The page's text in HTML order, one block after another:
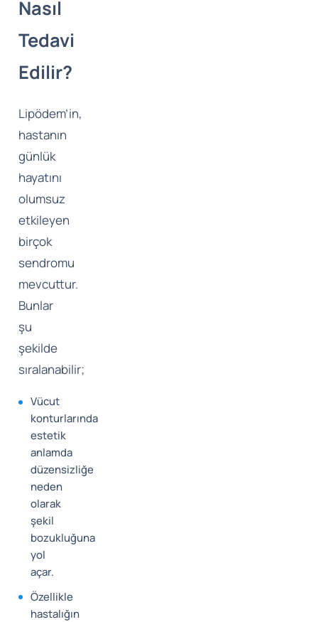
Nasıl
Tedavi
Edilir?
Lipödem’in,
hastanın
günlük
hayatını
olumsuz
etkileyen
birçok
sendromu
mevcuttur.
Bunlar
şu
şekilde
sıralanabilir;
Vücut
konturlarında
estetik
anlamda
düzensizliğe
neden
olarak
şekil
bozukluğuna
yol
açar.
Özellikle
hastalığın